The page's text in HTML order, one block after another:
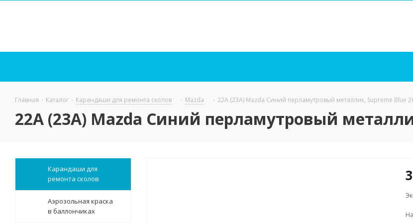
Главная - Каталог - Карандаши для ремонта сколов - Mazda - 22A (23A) Mazda Синий перламутровый металлик, Supreme Blue
22A (23A) Mazda Синий перламутровый
Карандаши для
ремонта сколов
Аэрозольная краска
в баллончиках